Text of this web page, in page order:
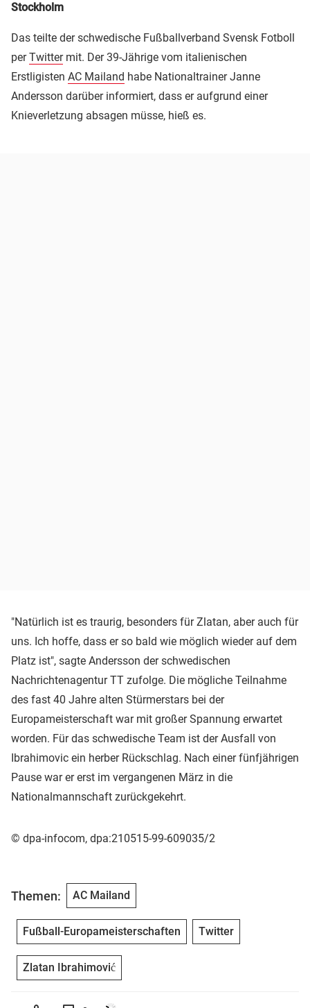
Stockholm
Das teilte der schwedische Fußballverband Svensk Fotboll
perTwittermit. Der 39-Jährige vom italienischen
Erstligisten AC Mailand habe Nationaltrainer Janne
Andersson darüber informiert, dass er aufgrund einer
Knieverletzung absagen müsse, hieß es.
"Natürlich ist es traurig, besonders für Zlatan, aber auch für
uns. Ich hoffe, dass er so bald wie möglich wieder auf dem
Platz ist", sagte Andersson der schwedischen
Nachrichtenagentur TT zufolge. Die mögliche Teilnahme
des fast 40 Jahre alten Stürmerstars bei der
Europameisterschaft war mit großer Spannung erwartet
worden. Für das schwedische Team ist der Ausfall von
Ibrahimovic ein herber Rückschlag. Nach einer fünfjährigen
Pause war er erst im vergangenen März in die
Nationalmannschaft zurückgekehrt.
© dpa-infocom, dpa:210515-99-609035/2
Themen: AC Mailand
Fußball-Europameisterschaften Twitter
Zlatan Ibrahimović